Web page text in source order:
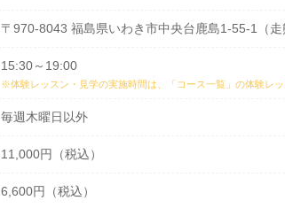
〒970-8043 福島県いわき市中央台鹿島1-55-1（走
15:30～19:00
※体験レッスン・見学の実施時間は、 「コース一覧」の体験レ
毎週木曜日以外
11,000円（税込）
6,600円（税込）